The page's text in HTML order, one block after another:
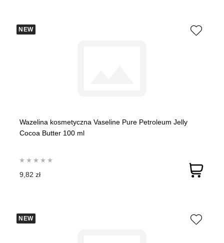
NEW
Wazelina kosmetyczna Vaseline Pure Petroleum Jelly
Cocoa Butter 100 ml
9,82 zł
NEW